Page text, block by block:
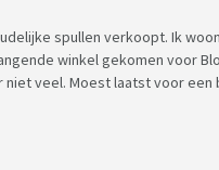
spullen verkoopt. Ik
winkel gekomen voor
veel. Moest laatst voor